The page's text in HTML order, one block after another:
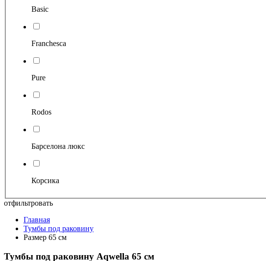
Basic
Franchesca
Pure
Rodos
Барселона люкс
Корсика
отфильтровать
Главная
Тумбы под раковину
Размер 65 см
Тумбы под раковину Aqwella 65 см